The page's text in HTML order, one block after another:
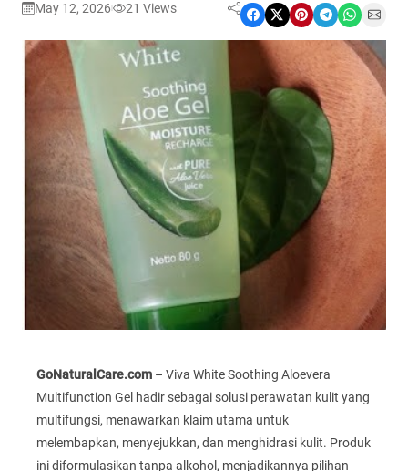
May 12, 2026 21 Views Share on Facebook Share on X Share on Pinterest Share on Telegram Share on WhatsApp Share on Email
GoNaturalCare.com – Viva White Soothing Aloevera
Multifunction Gel hadir sebagai solusi perawatan kulit yang
multifungsi, menawarkan klaim utama untuk
melembapkan, menyejukkan, dan menghidrasi kulit. Produk
ini diformulasikan tanpa alkohol, menjadikannya pilihan